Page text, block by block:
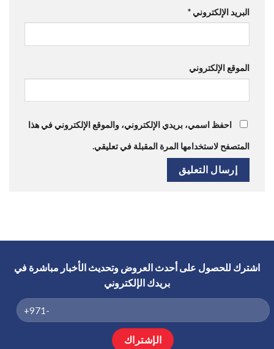
البريد الإلكتروني *
الموقع الإلكتروني
احفظ اسمي، بريدي الإلكتروني، والموقع الإلكتروني في هذا
المتصفح لاستخدامها المرة المقبلة في تعليقي.
اشترك للحصول على أحدث العروض وتحديث الأخبار مباشرة في
بريدك الإلكتروني